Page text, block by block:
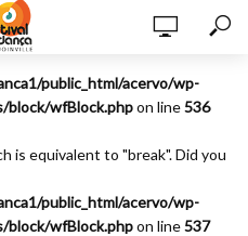
is equivalent to "break". Did you
public_html/acervo/wp-
block/wfBlock.phpon line536
is equivalent to "break". Did you
public_html/acervo/wp-
block/wfBlock.phpon line537